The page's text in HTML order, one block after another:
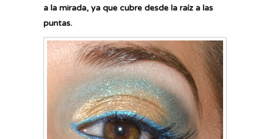
a la mirada, ya que cubre desde la raíz a las
puntas.